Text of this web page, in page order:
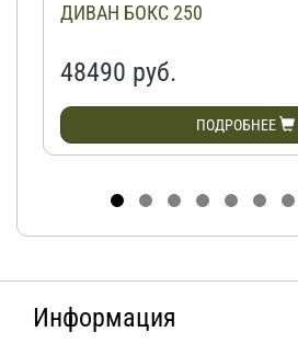
ДИВАН БОКС 250
48490 руб.
ПОДРОБНЕЕ
Информация